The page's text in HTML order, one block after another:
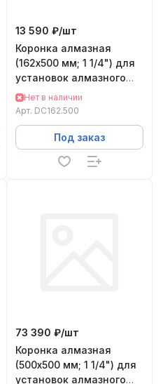
13 590 ₽/шт
Коронка алмазная
(162х500 мм; 1 1/4") для
установок алмазного
бурения KEOS DC162.500
Нет в наличии
Арт. DC162.500
Под заказ
73 390 ₽/шт
Коронка алмазная
(500х500 мм; 1 1/4") для
установок алмазного